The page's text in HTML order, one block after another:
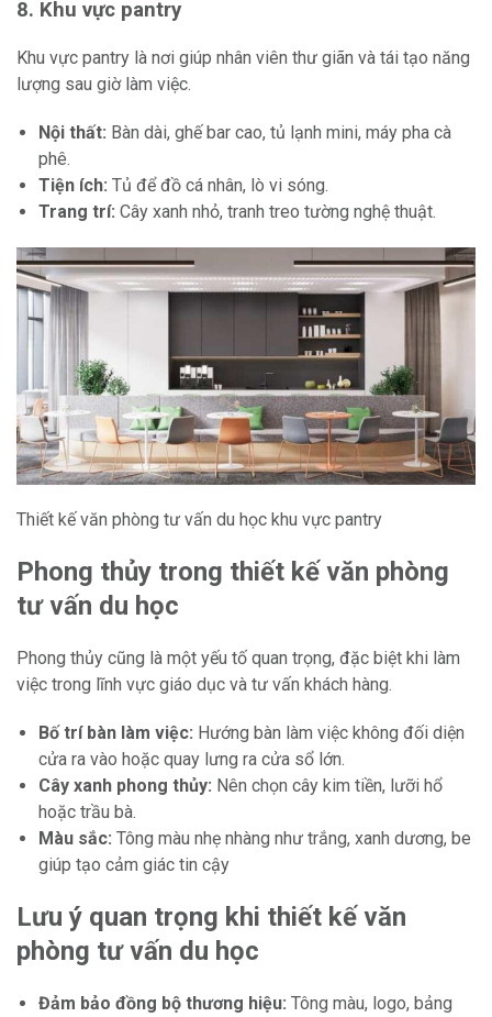
8. Khu vực pantry
Khu vực pantry là nơi giúp nhân viên thư giãn và tái tạo năng
lượng sau giờ làm việc.
Nội thất: Bàn dài, ghế bar cao, tủ lạnh mini, máy pha cà
phê.
Tiện ích: Tủ để đồ cá nhân, lò vi sóng.
Trang trí: Cây xanh nhỏ, tranh treo tường nghệ thuật.
Thiết kế văn phòng tư vấn du học khu vực pantry
Phong thủy trong thiết kế văn phòng
tư vấn du học
Phong thủy cũng là một yếu tố quan trọng, đặc biệt khi làm
việc trong lĩnh vực giáo dục và tư vấn khách hàng.
Bố trí bàn làm việc: Hướng bàn làm việc không đối diện
cửa ra vào hoặc quay lưng ra cửa sổ lớn.
Cây xanh phong thủy: Nên chọn cây kim tiền, lưỡi hổ
hoặc trầu bà.
Màu sắc: Tông màu nhẹ nhàng như trắng, xanh dương, be
giúp tạo cảm giác tin cậy
Lưu ý quan trọng khi thiết kế văn
phòng tư vấn du học
Đảm bảo đồng bộ thương hiệu: Tông màu, logo, bảng